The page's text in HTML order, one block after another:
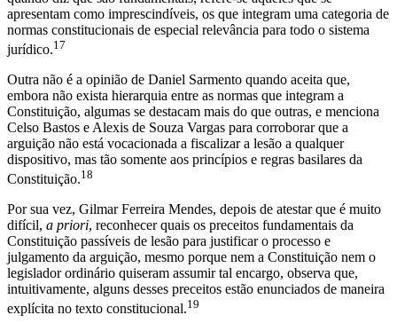
apresentam como imprescindíveis, os que integram uma categoria de
normas constitucionais de especial relevância para todo o sistema
jurídico.17
Outra não é a opinião de Daniel Sarmento quando aceita que,
embora não exista hierarquia entre as normas que integram a
Constituição, algumas se destacam mais do que outras, e menciona
Celso Bastos e Alexis de Souza Vargas para corroborar que a
arguição não está vocacionada a fiscalizar a lesão a qualquer
dispositivo, mas tão somente aos princípios e regras basilares da
Constituição.18
Por sua vez, Gilmar Ferreira Mendes, depois de atestar que é muito
difícil, a priori, reconhecer quais os preceitos fundamentais da
Constituição passíveis de lesão para justificar o processo e
julgamento da arguição, mesmo porque nem a Constituição nem o
legislador ordinário quiseram assumir tal encargo, observa que,
intuitivamente, alguns desses preceitos estão enunciados de maneira
explícita no texto constitucional.19